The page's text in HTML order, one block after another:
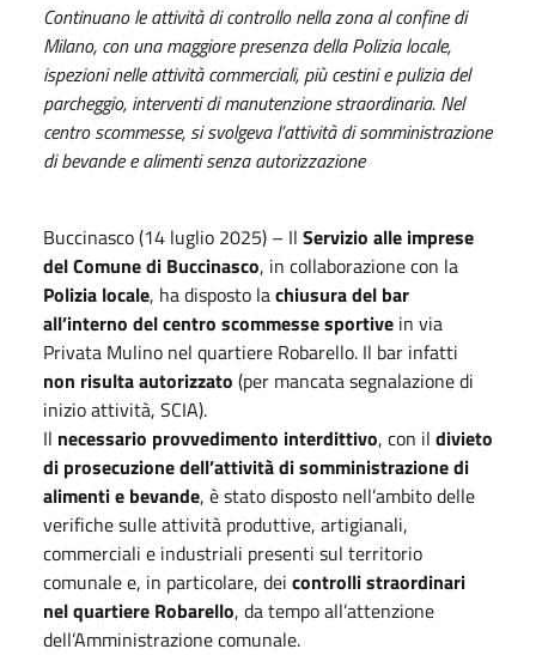
Continuano le attività di controllo nella zona al confine di
Milano, con una maggiore presenza della Polizia locale,
ispezioni nelle attività commerciali, più cestini e pulizia del
parcheggio, interventi di manutenzione straordinaria. Nel
centro scommesse, si svolgeva l’attività di somministrazione
di bevande e alimenti senza autorizzazione
Buccinasco (14 luglio 2025) – Il Servizio alle imprese
del Comune di Buccinasco, in collaborazione con la
Polizia locale, ha disposto lachiusura del bar
all’interno del centro scommesse sportive in via
Privata Mulino nel quartiere Robarello. Il bar infatti
non risulta autorizzato (per mancata segnalazione di
inizio attività, SCIA).
Il necessario provvedimento interdittivo, con il divieto
di prosecuzione dell’attività di somministrazione di
alimenti e bevande, è stato disposto nell’ambito delle
verifiche sulle attività produttive, artigianali,
commerciali e industriali presenti sul territorio
comunale e, in particolare, dei controlli straordinari
nel quartiere Robarello, da tempo all’attenzione
dell’Amministrazione comunale.